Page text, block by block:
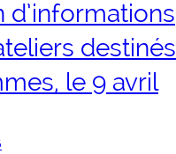
d’informations
destinés
le 9 avril